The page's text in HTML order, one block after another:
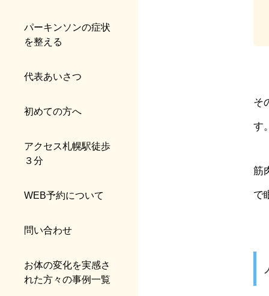
パーキンソンの症状
を整える
代表あいさつ
初めての方へ
アクセス札幌駅徒歩
３分
WEB予約について
問い合わせ
お体の変化を実感さ
れた方々の事例一覧
そ
す
筋
で